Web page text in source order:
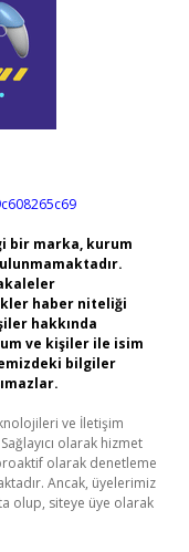
bir marka, kurum
haber niteliği
hakkında
ve kişiler ile isim
bilgiler
ve İletişim
olarak hizmet
olarak denetleme
Ancak, üyelerimiz
olup, siteye üye olarak